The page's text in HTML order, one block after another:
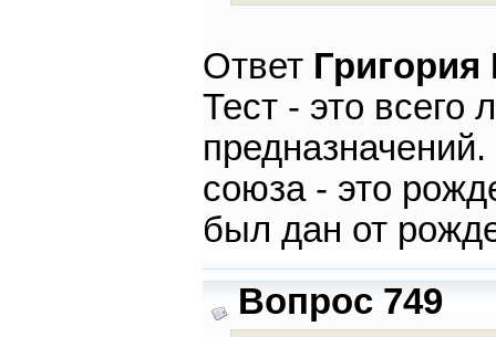
Ответ
Тест - это всего
союза - это
был дан от
Вопрос 749